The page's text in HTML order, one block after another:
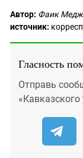
Автор: Фаик
источник:
Гласность
Отправь
«Кавказского